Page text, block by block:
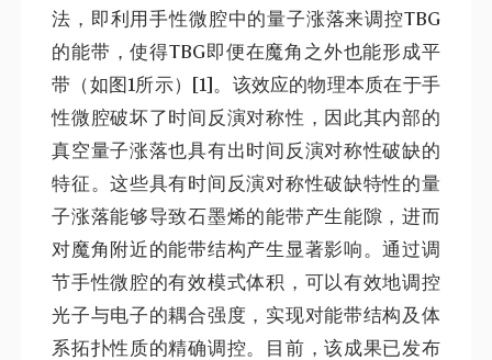
法，即利用手性微腔中的量子涨落来调控TBG
的能带，使得TBG即便在魔角之外也能形成平
带（如图1所示）[1]。该效应的物理本质在于手
性微腔破坏了时间反演对称性，因此其内部的
真空量子涨落也具有出时间反演对称性破缺的
特征。这些具有时间反演对称性破缺特性的量
子涨落能够导致石墨烯的能带产生能隙，进而
对魔角附近的能带结构产生显著影响。通过调
节手性微腔的有效模式体积，可以有效地调控
光子与电子的耦合强度，实现对能带结构及体
系拓扑性质的精确调控。目前，该成果已发布